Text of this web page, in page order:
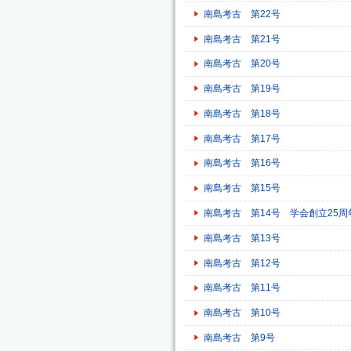
南島考古 第22号
南島考古 第21号
南島考古 第20号
南島考古 第19号
南島考古 第18号
南島考古 第17号
南島考古 第16号
南島考古 第15号
南島考古 第14号 学会創立25周
南島考古 第13号
南島考古 第12号
南島考古 第11号
南島考古 第10号
南島考古 第9号